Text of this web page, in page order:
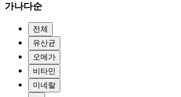
가나다순
전체
유산균
오메가
비타민
미네랄